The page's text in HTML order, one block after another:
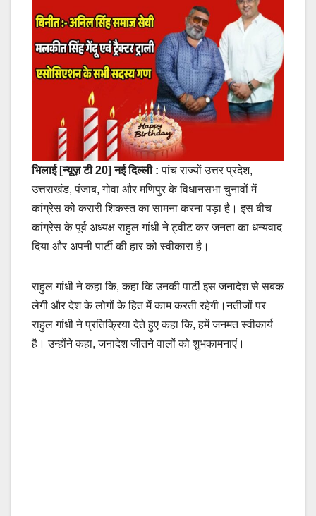
भिलाई [न्यूज़ टी 20] नई दिल्ली : पांच राज्यों उत्तर प्रदेश,
उत्तराखंड, पंजाब, गोवा और मणिपुर के विधानसभा चुनावों में
कांग्रेस को करारी शिकस्त का सामना करना पड़ा है। इस बीच
कांग्रेस के पूर्व अध्यक्ष राहुल गांधी ने ट्वीट कर जनता का धन्यवाद
दिया और अपनी पार्टी की हार को स्वीकारा है।
राहुल गांधी ने कहा कि, कहा कि उनकी पार्टी इस जनादेश से सबक
लेगी और देश के लोगों के हित में काम करती रहेगी।नतीजों पर
राहुल गांधी ने प्रतिक्रिया देते हुए कहा कि, हमें जनमत स्वीकार्य
है। उन्होंने कहा, जनादेश जीतने वालों को शुभकामनाएं।